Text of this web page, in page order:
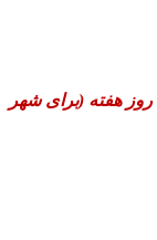
روز هفته (برای شهر